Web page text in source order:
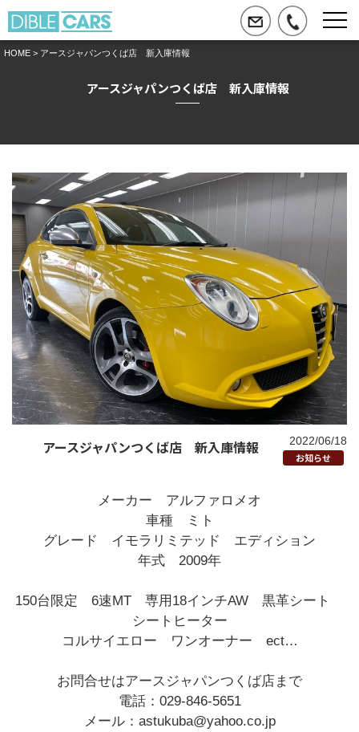
HOME > アースジャパンつくば店 新入庫情報
アースジャパンつくば店 新入庫情報
アースジャパンつくば店 新入庫情報
2022/06/18
お知らせ
メーカー アルファロメオ
車種 ミト
グレード イモラリミテッド エディション
年式 2009年
150台限定 6速MT 専用18インチAW 黒革シート
シートヒーター
コルサイエロー ワンオーナー ect…
お問合せはアースジャパンつくば店まで
電話：029-846-5651
メール：astukuba@yahoo.co.jp